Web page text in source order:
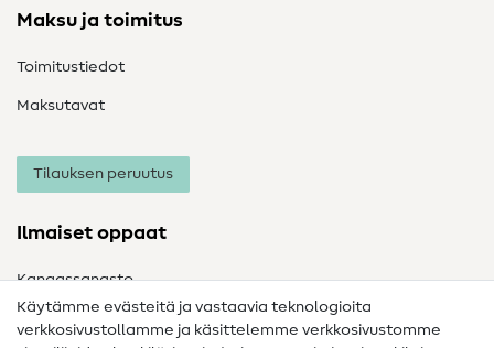
Maksu ja toimitus
Toimitustiedot
Maksutavat
Tilauksen peruutus
Ilmaiset oppaat
Kangassanasto
Ompelusanasto
Käytämme evästeitä ja vastaavia teknologioita
verkkosivustollamme ja käsittelemme verkkosivustomme